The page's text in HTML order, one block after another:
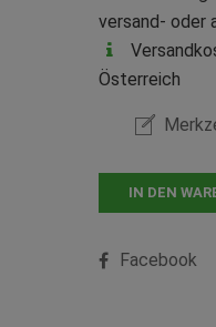
versand- oder
Österreich
IN DEN
Facebook